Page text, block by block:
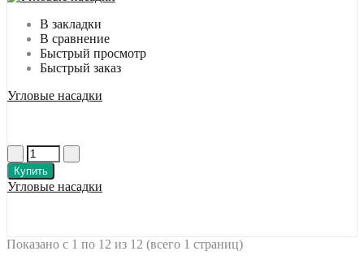
В закладки
В сравнение
Быстрый просмотр
Быстрый заказ
Угловые насадки
Купить
Угловые насадки
Показано с 1 по 12 из 12 (всего 1 страниц)